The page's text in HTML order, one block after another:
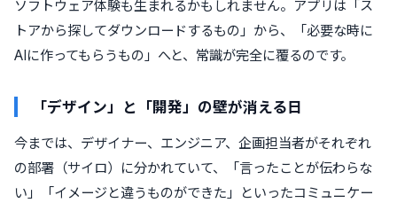
ソフトウェア体験も生まれるかもしれません。アプリは「ス
トアから探してダウンロードするもの」から、「必要な時に
AIに作ってもらうもの」へと、常識が完全に覆るのです。
「デザイン」と「開発」の壁が消える日
今までは、デザイナー、エンジニア、企画担当者がそれぞれ
の部署（サイロ）に分かれていて、「言ったことが伝わらな
い」「イメージと違うものができた」といったコミュニケー